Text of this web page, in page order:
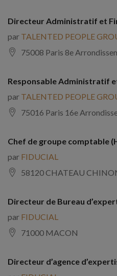
Directeur Administratif et
par TALENTED PEOPLE
75008 Paris 8e
Responsable Administratif
par TALENTED PEOPLE
75016 Paris 16e
Chef de groupe comptable
par FIDUCIAL
58120 CHATEAU
Directeur de Bureau
par FIDUCIAL
71000 MACON
Directeur d’agence